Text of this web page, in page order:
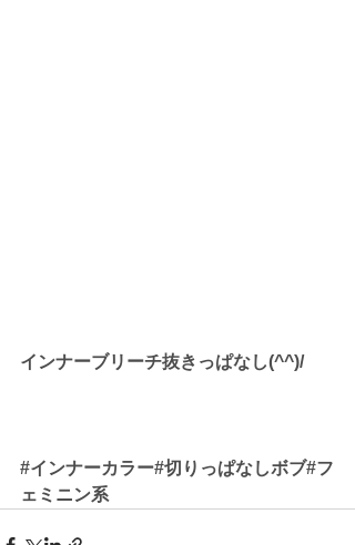
インナーブリーチ抜きっぱなし(^^)/
#インナーカラー#切りっぱなしボブ#フ
ェミニン系